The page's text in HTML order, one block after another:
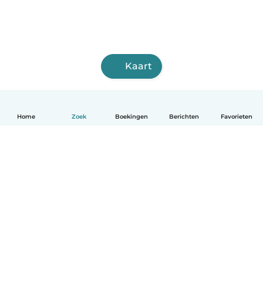
Home Zoek Boekingen Berichten Favorieten
Kaart